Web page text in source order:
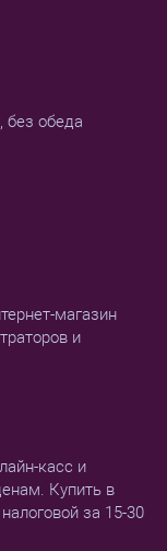
магазин
и
касс и
Купить в
за 15-30
без обеда